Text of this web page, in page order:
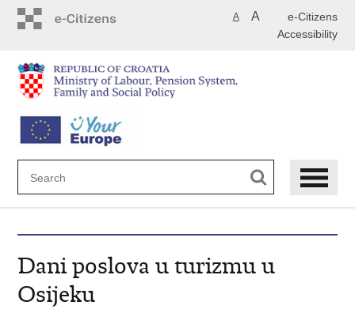
e-Citizens
A A
Accessibility
Dani poslova u turizmu u
Osijeku